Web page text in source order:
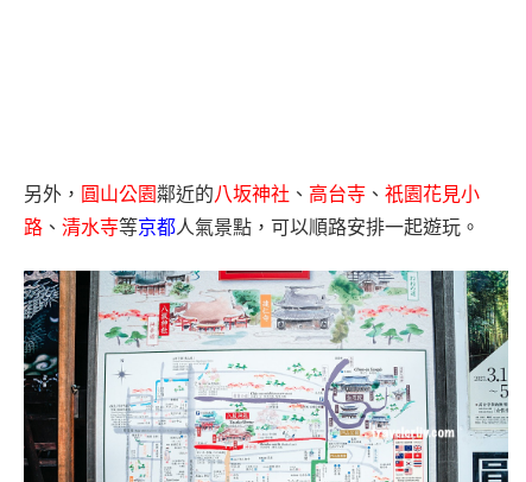
另外， 圓山公園鄰近的八坂神社 、 高台寺 、 祇園花見小
路 、 清水寺等京都人氣景點，可以順路安排一起遊玩。